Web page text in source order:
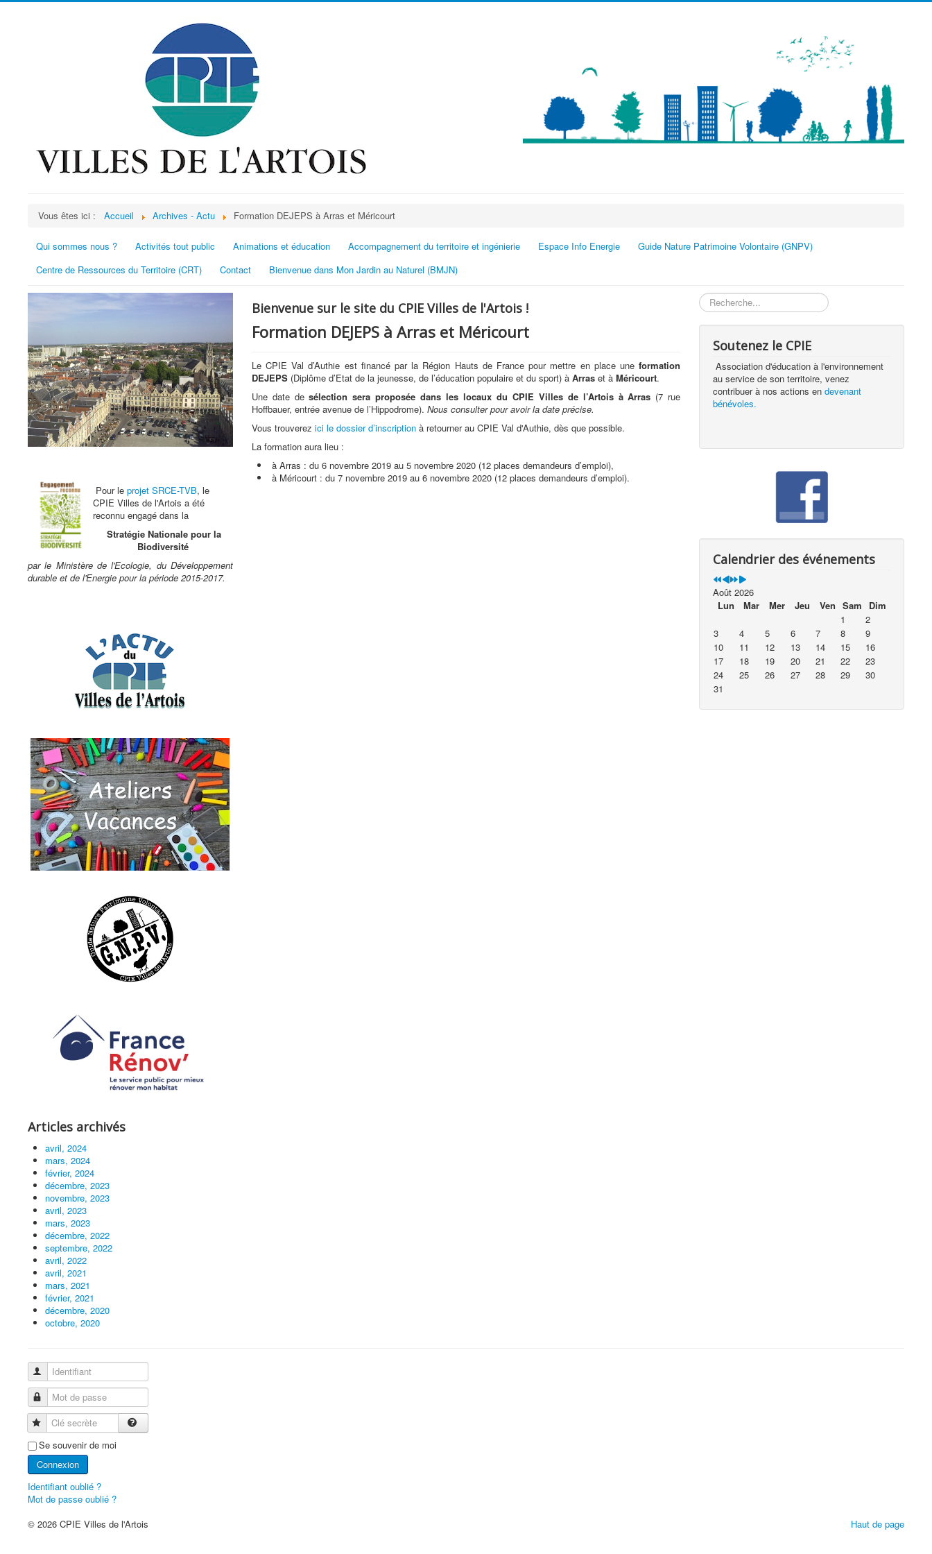
Vous êtes ici : Accueil Archives - Actu Formation DEJEPS à Arras et Méricourt
Qui sommes nous ? Activités tout public Animations et éducation Accompagnement du territoire et ingénierie Espace Info Energie
Guide Nature Patrimoine Volontaire (GNPV)
Centre de Ressources du Territoire (CRT)
Contact Bienvenue dans Mon Jardin au Naturel (BMJN)
Pour le projet SRCE-TVB, le
CPIE Villes de l'Artois a été
reconnu engagé dans la
Stratégie Nationale pour la
Biodiversité
par le Ministère de l'Ecologie, du Développement
durable et de l'Energie pour la période 2015-2017.
Articles archivés
avril, 2024
mars, 2024
février, 2024
décembre, 2023
novembre, 2023
avril, 2023
mars, 2023
décembre, 2022
septembre, 2022
avril, 2022
avril, 2021
mars, 2021
février, 2021
décembre, 2020
octobre, 2020
Bienvenue sur le site du CPIE Villes de l'Artois !
Formation DEJEPS à Arras et Méricourt
Le CPIE Val d’Authie est financé par la Région Hauts de France pour mettre en place uneformation
DEJEPS (Diplôme d’Etat de la jeunesse, de l’éducation populaire et du sport) à Arraset à Méricourt.
Une date desélection sera proposée dans les locaux du CPIE Villes de l’Artois à Arras (7 rue
Hoffbauer, entrée avenue de l’Hippodrome). Nous consulter pour avoir la date précise.
Vous trouverez ici le dossier d’inscriptionà retourner au CPIE Val d'Authie, dès que possible.
La formation aura lieu :
à Arras : du 6 novembre 2019 au 5 novembre 2020 (12 places demandeurs d’emploi),
à Méricourt : du 7 novembre 2019 au 6 novembre 2020 (12 places demandeurs d’emploi).
Rechercher
Soutenez le CPIE
Association d'éducation à l'environnement
au service de son territoire, venez
contribuer à nos actions endevenant
bénévoles.
Calendrier des événements
Août 2026
Lun
Mar Mer Jeu Ven Sam
Dim
1
2
3
4 5 6 7 8
9
10
11 12 13 14 15
16
17
18 19 20 21 22
23
24
25 26 27 28 29
30
31
Identifiant
Mot de passe
Clé secrète
Se souvenir de moi
Connexion
Identifiant oublié ?
Mot de passe oublié ?
Haut de page
© 2026 CPIE Villes de l'Artois